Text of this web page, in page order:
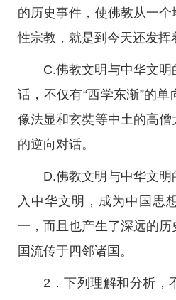
的历史事件，使佛教从一
性宗教，就是到今天还发挥
C.佛教文明与中华文
话，不仅有“西学东渐”的
像法显和玄奘等中土的高
的逆向对话。
D.佛教文明与中华文
入中华文明，成为中国思
一，而且也产生了深远的
国流传于四邻诸国。
2．下列理解和分析，